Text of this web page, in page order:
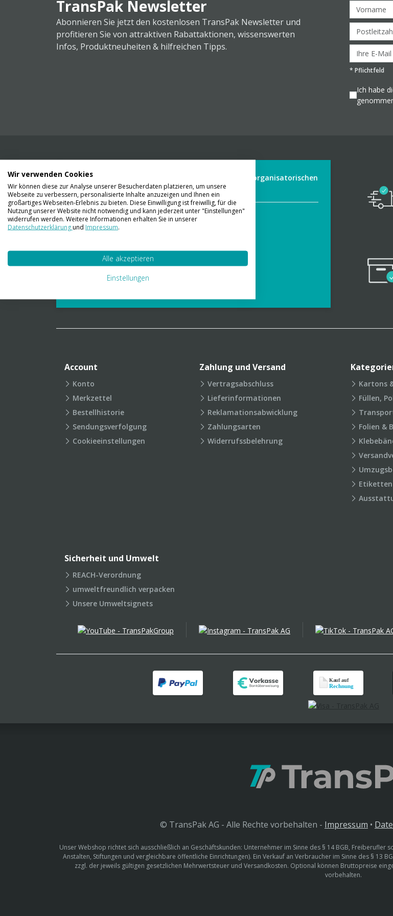
TransPak Newsletter
Abonnieren Sie jetzt den kostenlosen TransPak Newsletter und
profitieren Sie von attraktiven Rabattaktionen, wissenswerten
Infos, Produktneuheiten & hilfreichen Tipps.
* Pflichtfeld
Ich habe
Wir liefern Ihnen Ihre Ware. Abholung ist leider aus organisatorischen
Gründen nicht möglich.
Kontaktieren Sie uns
01 23 06 03 888
info@transpak.at
Verpackungslexikon
Account
Konto
Merkzettel
Bestellhistorie
Sendungsverfolgung
Cookieeinstellungen
Zahlung und Versand
Vertragsabschluss
Lieferinformationen
Reklamationsabwicklung
Zahlungsarten
Widerrufssbelehrung
Kartons
Füllen,
Folien &
Etiketten
Sicherheit und Umwelt
REACH-Verordnung
umweltfreundlich verpacken
Unsere Umweltsignets
© TransPak AG - Alle Rechte vorbehalten - Impressum •
Unser Webshop richtet sich ausschließlich an Geschäftskunden: Unternehmer im Sinne des § 14 BGB,
Anstalten, Stiftungen und vergleichbare öffentliche Einrichtungen). Ein Verkauf an Verbraucher im Sinne des § 13
zzgl. der jeweils gültigen gesetzlichen Mehrwertsteuer und Versandkosten. Optional können Bruttopreise
vorbehalten.
Wir verwenden Cookies
Wir können diese zur Analyse unserer Besucherdaten platzieren, um unsere
Webseite zu verbessern, personalisierte Inhalte anzuzeigen und Ihnen ein
großartiges Webseiten-Erlebnis zu bieten. Diese Einwilligung ist freiwillig, für die
Nutzung unserer Website nicht notwendig und kann jederzeit unter "Einstellungen"
widerrufen werden. Weitere Informationen erhalten Sie in unserer
Datenschutzerklärungund Impressum.
Alle akzeptieren
Einstellungen